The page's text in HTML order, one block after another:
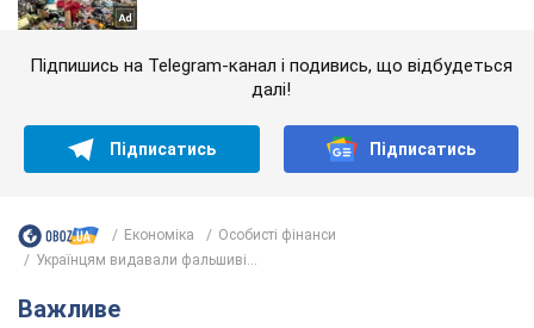
Підпишись на Telegram-канал і подивись, що відбудеться
далі!
Підписатись Підписатись
Економіка
Особисті фінанси
Українцям видавали фальшиві...
Важливе